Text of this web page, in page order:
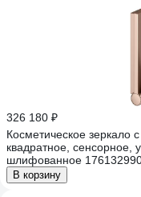
326 180 ₽
Косметическое зеркало
квадратное, сенсорное,
шлифованное
В корзину